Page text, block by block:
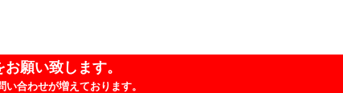
願い致します。
合わせが増えております。